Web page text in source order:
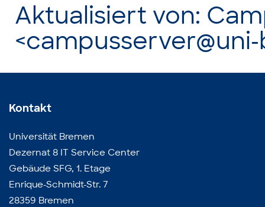
Aktualisiert von:
Kontakt
Universität Bremen
Dezernat 8 IT Service Center
Gebäude SFG, 1. Etage
Enrique-Schmidt-Str. 7
28359 Bremen